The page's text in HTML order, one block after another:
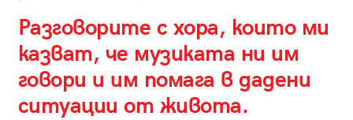
Разговорите с хора, които ми
казват, че музиката ни им
говори и им помага в дадени
ситуации от живота.